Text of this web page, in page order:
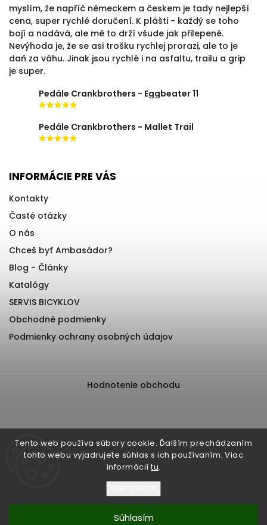
Tento web používa súbory cookie. Ďalším prechádzaním
tohto webu vyjadrujete súhlas s ich používaním. Viac
informácií tu.
Súhlasím
myslím, že napříč německem a českem je tady nejlepší
cena, super rychlé doručení. K plášti - každý se toho
bojí a nadává, ale mě to drží všude jak přilepené.
Nevýhoda je, že se asi trošku rychlej prorazi, ale to je
daň za váhu. Jinak jsou rychlé i na asfaltu, trailu a grip
je super.
Pedále Crankbrothers - Eggbeater 11
Pedále Crankbrothers - Mallet Trail
INFORMÁCIE PRE VÁS
Kontakty
Časté otázky
O nás
Chceš byť Ambasádor?
Blog - Články
Katalógy
SERVIS BICYKLOV
Obchodné podmienky
Podmienky ochrany osobných údajov
Hodnotenie obchodu